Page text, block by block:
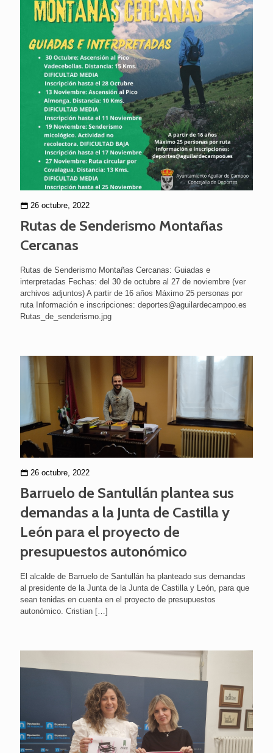
26 octubre, 2022
Rutas de Senderismo Montañas
Cercanas
Rutas de Senderismo Montañas Cercanas: Guiadas e
interpretadas Fechas: del 30 de octubre al 27 de noviembre (ver
archivos adjuntos) A partir de 16 años Máximo 25 personas por
ruta Información e inscripciones: deportes@aguilardecampoo.es
Rutas_de_senderismo.jpg
26 octubre, 2022
Barruelo de Santullán plantea sus
demandas a la Junta de Castilla y
León para el proyecto de
presupuestos autonómico
El alcalde de Barruelo de Santullán ha planteado sus demandas
al presidente de la Junta de la Junta de Castilla y León, para que
sean tenidas en cuenta en el proyecto de presupuestos
autonómico. Cristian […]